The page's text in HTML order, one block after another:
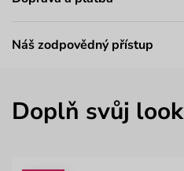
Náš zodpovědný přístup
Doplň svůj look